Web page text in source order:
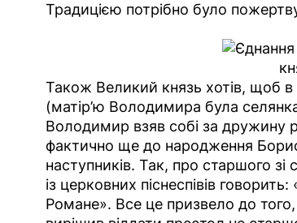
Традицією потрібно було
Також Великий князь хотів, щоб в
(матір’ю Володимира була
Володимир взяв собі за дружину
фактично ще до народження
наступників. Так, про старшого
із церковних піснеспівів
Романе». Все це призвело до